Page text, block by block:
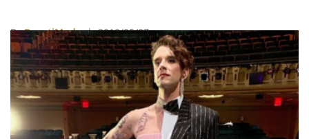
個面向來理解，套用在本屆名人造型背後的各種意義剛
剛好。
ByBeautiMode| 2019/05/07